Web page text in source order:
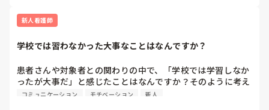
率直なご意見を教えていただきたいです。
新人看護師
学校では習わなかった大事なことはなんですか？
患者さんや対象者との関わりの中で、「学校では学習しなか
ったが大事だ」と感じたことはなんですか？そのように考え
るようになったきっかけや出来事もあれば教えてください。
コミュニケーション モチベーション 新人